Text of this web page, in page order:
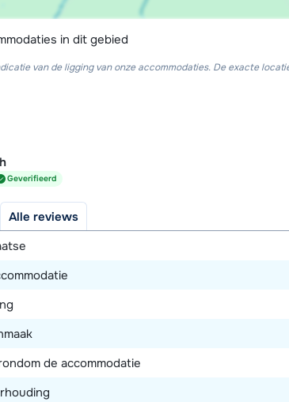
in dit gebied
van de ligging van onze accommodaties. De exacte
Geverifieerd
Alle reviews
de accommodatie